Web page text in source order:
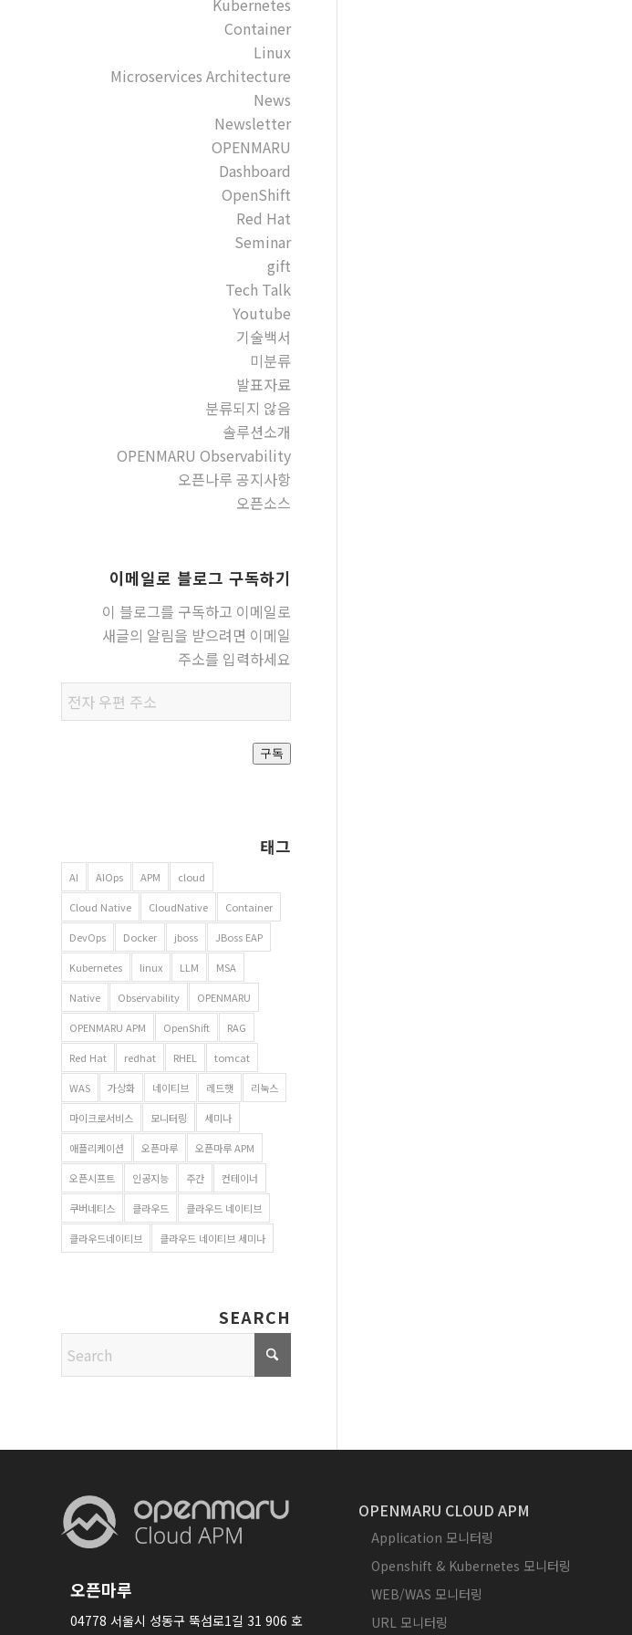
Kubernetes
Container
Linux
Microservices Architecture
News
Newsletter
OPENMARU
Dashboard
OpenShift
Red Hat
Seminar
gift
Tech Talk
Youtube
기술백서
미분류
발표자료
분류되지 않음
솔루션소개
OPENMARU Observability
오픈나루 공지사항
오픈소스
이메일로 블로그 구독하기
이 블로그를 구독하고 이메일로
새글의 알림을 받으려면 이메일
주소를 입력하세요
우편
주소
구독
태그
AI AIOps APM cloud
Cloud Native CloudNative Container
DevOps Docker jboss JBoss EAP
Kubernetes linux LLM MSA
Native Observability OPENMARU
OPENMARU APM OpenShift RAG
Red Hat redhat RHEL tomcat
WAS 가상화 네이티브 레드햇 리눅스
마이크로서비스 모니터링 세미나
애플리케이션 오픈마루 오픈마루 APM
오픈시프트 인공지능 주간 컨테이너
쿠버네티스 클라우드 클라우드 네이티브
클라우드네이티브 클라우드 네이티브 세미나
SEARCH
오픈마루
04778 서울시 성동구 뚝섬로1길 31 906 호
OPENMARU CLOUD APM
Application 모니터링
Openshift & Kubernetes 모니터링
WEB/WAS 모니터링
URL 모니터링